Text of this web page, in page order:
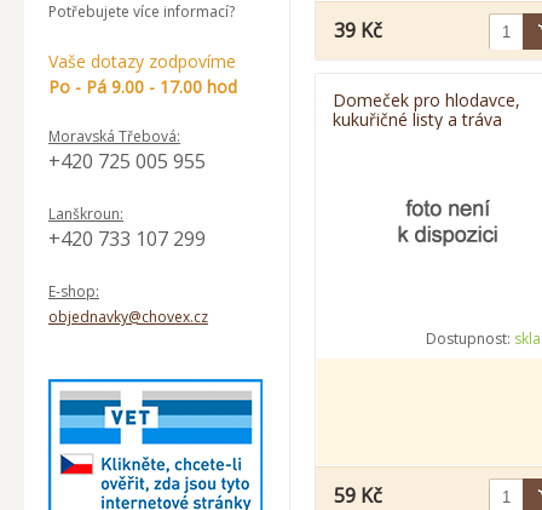
Potřebujete více informací?
Vaše dotazy zodpovíme
Po - Pá 9.00 - 17.00 hod
Moravská Třebová:
+420 725 005 955
Lanškroun:
+420 733 107 299
E-shop:
objednavky@chovex.cz
39 Kč
Domeček pro hlodavce,
kukuřičné listy a tráva
Dostupnost:
59 Kč